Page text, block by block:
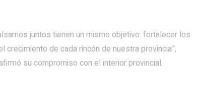
juntos tienen un mismo objetivo: fortalecer los
de cada rincón de nuestra provincia”,
su compromiso con el interior provincial.